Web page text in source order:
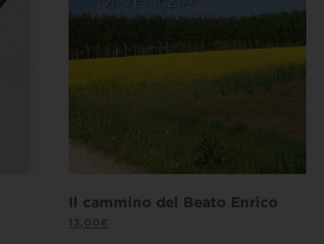
Il cammino del Beato Enrico
13,00€